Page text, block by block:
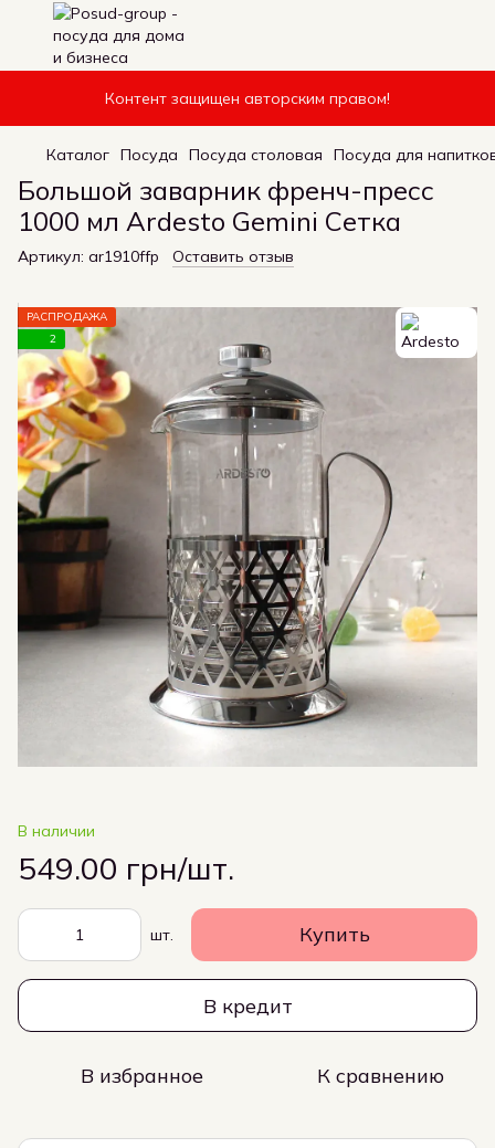
Контент защищен авторским правом!
Каталог Посуда Посуда столовая Посуда для
Большой заварник френч-пресс
1000 мл Ardesto Gemini Сетка
Артикул: ar1910ffp Оставить отзыв
РАСПРОДАЖА
2
В наличии
549.00 грн/шт.
шт. Купить
В кредит
В избранное К сравнению